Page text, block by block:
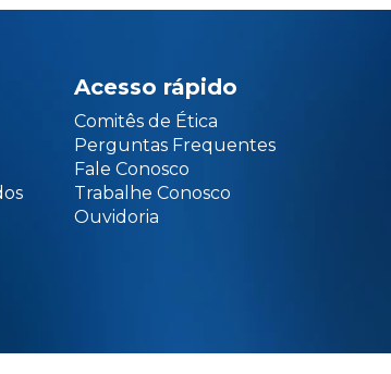
Acesso rápido
Comitês de Ética
Perguntas Frequentes
Fale Conosco
Trabalhe Conosco
Ouvidoria